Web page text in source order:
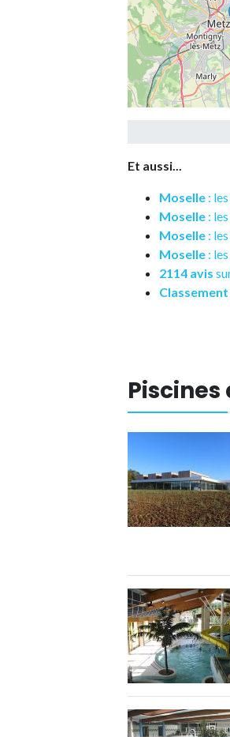
Et aussi...
Moselle :
Moselle :
Moselle :
Moselle :
2114 avis